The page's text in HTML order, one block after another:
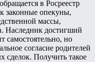
в Росреестр
законные опекуны,
массы,
Наследник достигший
самостоятельно, но
согласие родителей
сделок. Получить такое